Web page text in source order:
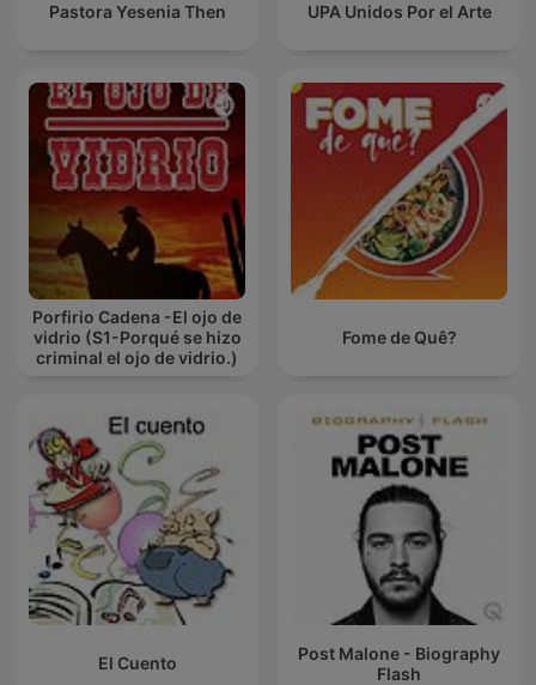
Pastora Yesenia Then UPA Unidos Por el Arte
Porfirio Cadena -El ojo de
vidrio (S1-Porqué se hizo
criminal el ojo de vidrio.)
Fome de Quê?
El Cuento
Post Malone - Biography
Flash